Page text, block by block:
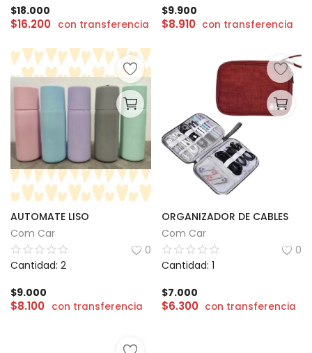
$18.000
$16.200 con transferencia
$9.900
$8.910 con transferencia
AUTOMATE LISO
Com Car
0
Cantidad: 2
$9.000
$8.100 con transferencia
ORGANIZADOR DE CABLES
Com Car
0
Cantidad: 1
$7.000
$6.300 con transferencia